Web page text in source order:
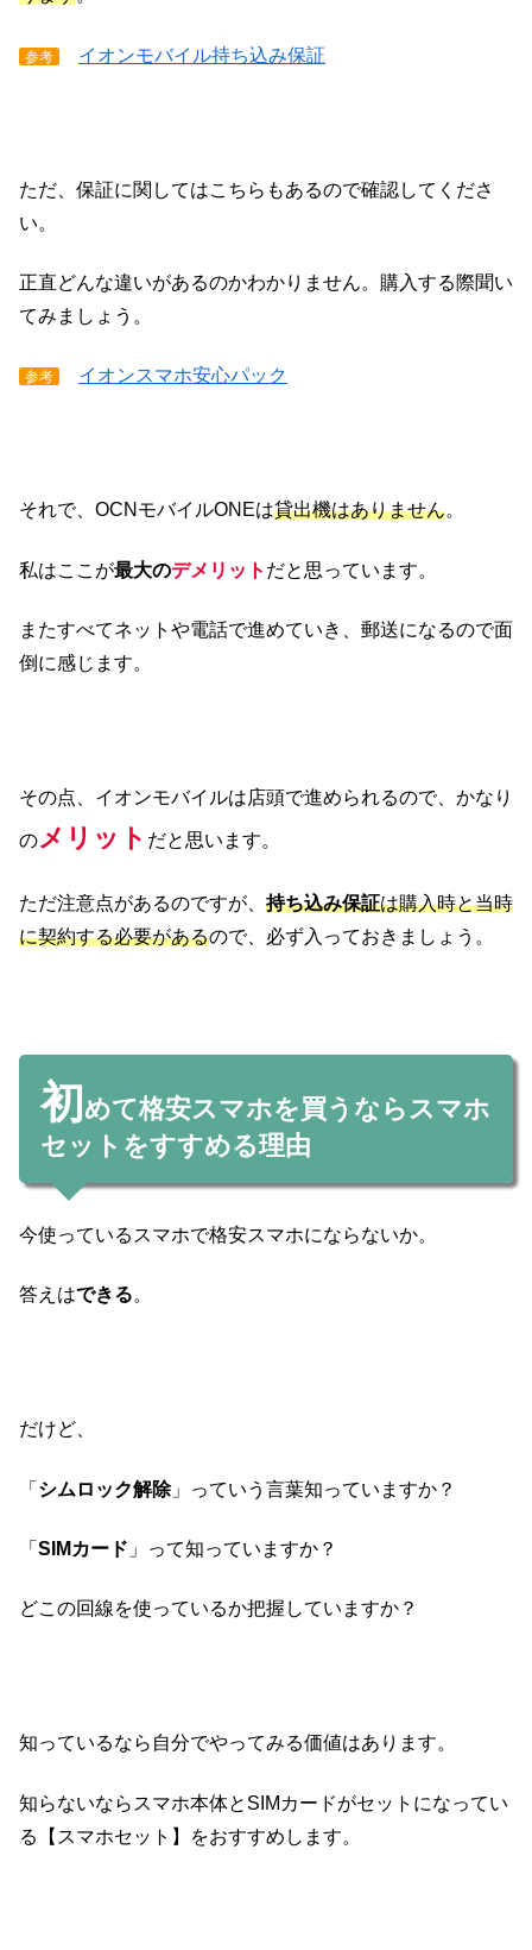
参考 イオンモバイル持ち込み保証
ただ、保証に関してはこちらもあるので確認してくださ
い。
正直どんな違いがあるのかわかりません。購入する際聞い
てみましょう。
参考 イオンスマホ安心パック
それで、OCNモバイルONEは貸出機はありません。
私はここが最大のデメリット だと思っています。
またすべてネットや電話で進めていき、郵送になるので面
倒に感じます。
その点、イオンモバイルは店頭で進められるので、かなり
のメリット だと思います。
ただ注意点があるのですが、 持ち込み保証は購入時と当時
に契約する必要があるので、必ず入っておきましょう。
初めて格安スマホを買うならスマホ
セットをすすめる理由
今使っているスマホで格安スマホにならないか。
答えはできる。
だけど、
「 シムロック解除」っていう言葉知っていますか？
「 SIMカード 」って知っていますか？
どこの回線を使っているか把握していますか？
知っているなら自分でやってみる価値はあります。
知らないならスマホ本体とSIMカードがセットになってい
る【スマホセット】をおすすめします。